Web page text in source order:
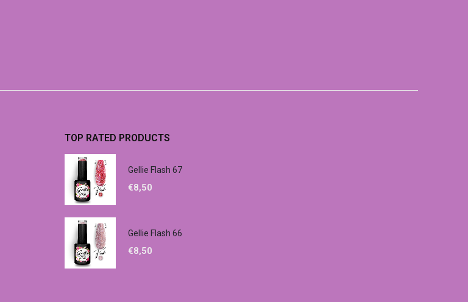
TOP RATED PRODUCTS
Gellie Flash 67
€8,50
Gellie Flash 66
€8,50